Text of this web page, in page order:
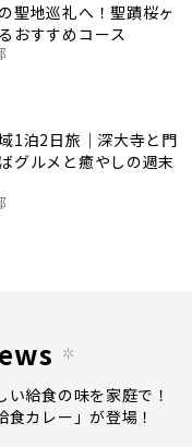
聖地巡礼へ！聖蹟桜ヶ
おすすめコース
1泊2日旅｜深大寺と門
グルメと癒やしの週末
い給食の味を家庭で！
カレー」が登場！